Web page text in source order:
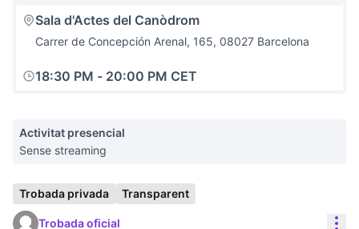
Sala d'Actes del Canòdrom
Carrer de Concepción Arenal, 165, 08027 Barcelona
18:30 PM - 20:00 PM CET
Activitat presencial
Sense streaming
Trobada privada Transparent
Trobada oficial